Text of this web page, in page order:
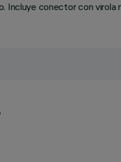
Incluye conector con